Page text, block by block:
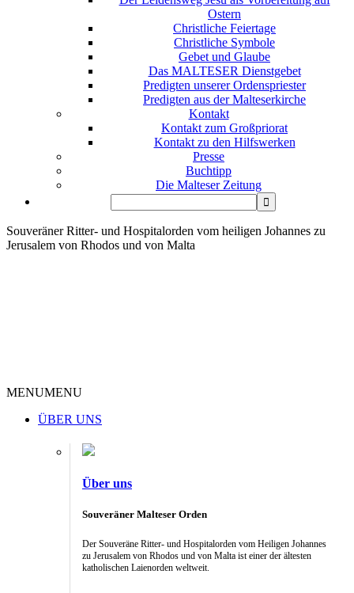
Ostern
Christliche Feiertage
Christliche Symbole
Gebet und Glaube
Das MALTESER Dienstgebet
Predigten unserer Ordenspriester
Predigten aus der Malteserkirche
Kontakt
Kontakt zum Großpriorat
Kontakt zu den Hilfswerken
Presse
Buchtipp
Die Malteser Zeitung
Souveräner Ritter- und Hospitalorden vom heiligen Johannes zu
Jerusalem von Rhodos und von Malta
MENUMENU
ÜBER UNS
Über uns
Souveräner Malteser Orden
Der Souveräne Ritter- und Hospitalorden vom Heiligen Johannes
zu Jerusalem von Rhodos und von Malta ist einer der ältesten
katholischen Laienorden weltweit.